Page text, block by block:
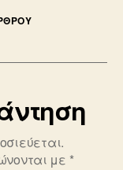
με *